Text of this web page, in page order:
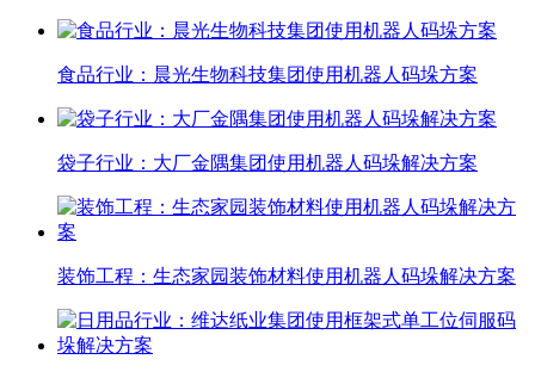
食品行业：晨光生物科技集团使用机器人码垛方案
袋子行业：大厂金隅集团使用机器人码垛解决方案
装饰工程：生态家园装饰材料使用机器人码垛解决方案